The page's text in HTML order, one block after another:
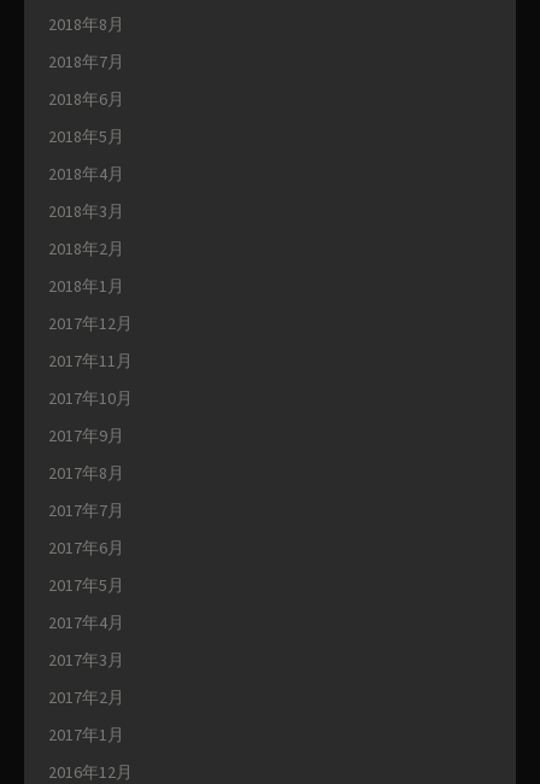
2018年8月
2018年7月
2018年6月
2018年5月
2018年4月
2018年3月
2018年2月
2018年1月
2017年12月
2017年11月
2017年10月
2017年9月
2017年8月
2017年7月
2017年6月
2017年5月
2017年4月
2017年3月
2017年2月
2017年1月
2016年12月